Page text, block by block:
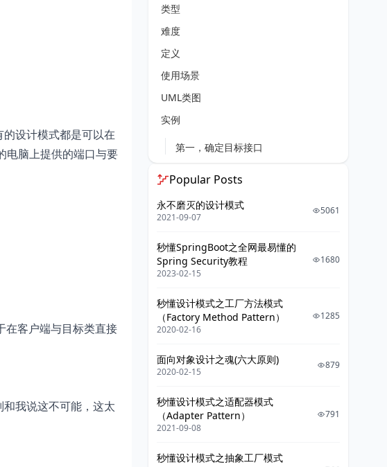
设计模式都是可以在
电脑上提供的端口与要
在客户端与目标类直接
我说这不可能，这太
类型
难度
定义
使用场景
UML类图
实例
第一，确定目标接口
第四，客户端使用
技术要点总结
优缺点
缺点
源码
Popular Posts
永不磨灭的设计模式
2021-09-07
5061
秒懂SpringBoot之全网最易懂的
Spring Security教程
2023-02-15
1680
秒懂设计模式之工厂方法模式
（Factory Method Pattern）
2020-02-16
1285
面向对象设计之魂(六大原则)
2020-02-15
879
秒懂设计模式之适配器模式
（Adapter Pattern）
2021-09-08
791
秒懂设计模式之抽象工厂模式